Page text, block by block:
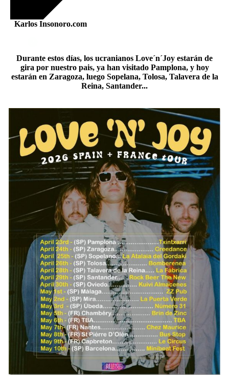
Karlos Insonoro.com
Durante estos días, los ucranianos Love´n´Joy estarán de
gira por nuestro pais, ya han visitado Pamplona, y hoy
estarán en Zaragoza, luego Sopelana, Tolosa, Talavera de la
Reina, Santander...